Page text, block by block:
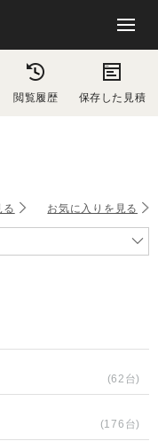
閲覧履歴 保存した見積
る お気に入りを見る
(62台)
(176台)